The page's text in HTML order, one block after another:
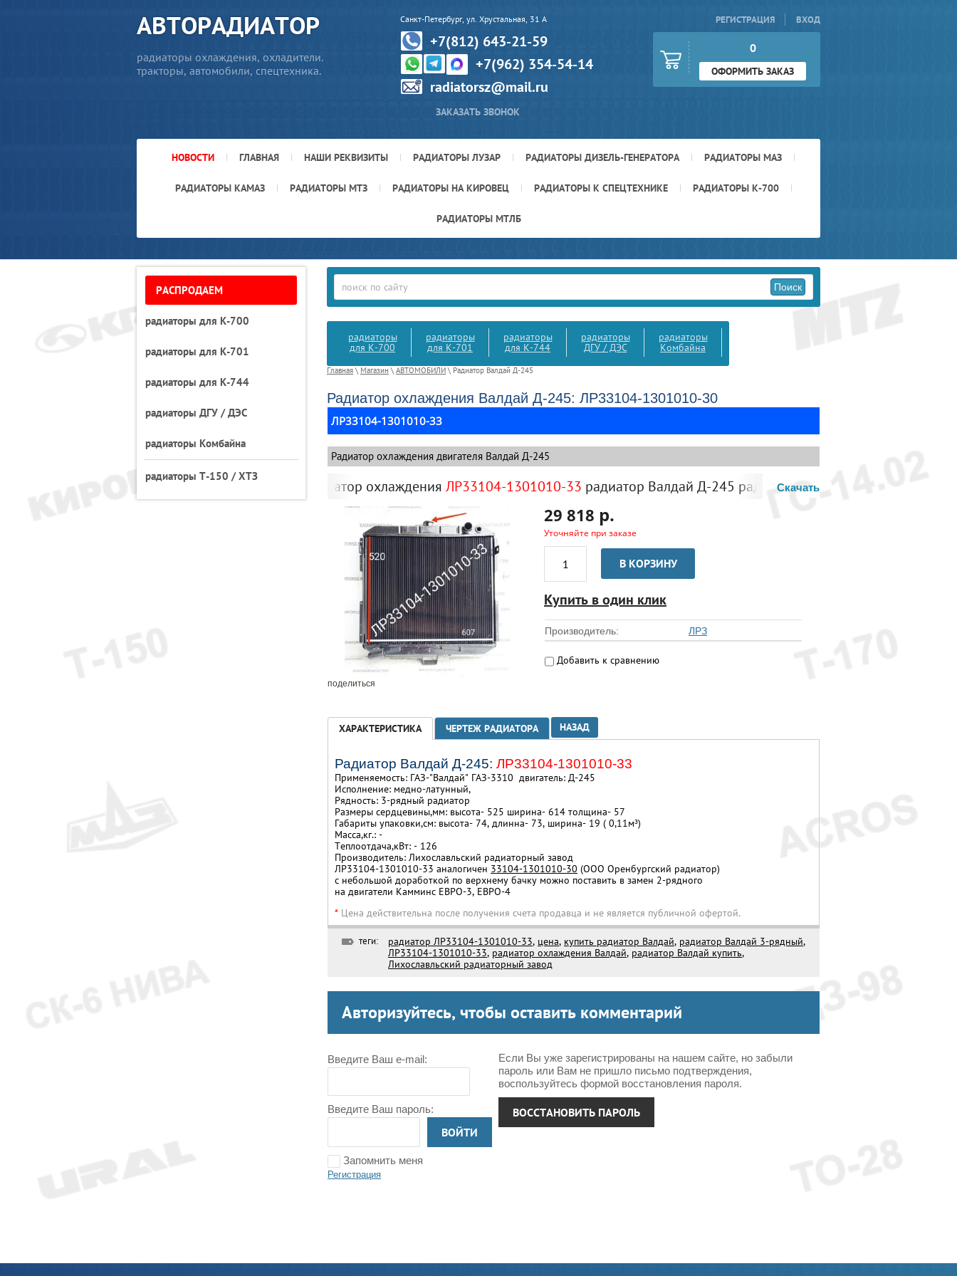
АВТОРАДИАТОР
радиаторы охлаждения, охладители.
тракторы, автомобили, спецтехника.
Санкт-Петербург, ул. Хрустальная, 31 А
+7(812) 643-21-59
+7(962) 354-54-14
radiatorsz@mail.ru
ЗАКАЗАТЬ ЗВОНОК
РЕГИСТРАЦИЯ ВХОД
0
ОФОРМИТЬ ЗАКАЗ
НОВОСТИ ГЛАВНАЯ НАШИ РЕКВИЗИТЫ РАДИАТОРЫ ЛУЗАР РАДИАТОРЫ ДИЗЕЛЬ-ГЕНЕРАТОРА РАДИАТОРЫ МАЗ
РАДИАТОРЫ КАМАЗ РАДИАТОРЫ МТЗ РАДИАТОРЫ НА КИРОВЕЦ РАДИАТОРЫ К СПЕЦТЕХНИКЕ РАДИАТОРЫ К-700
РАДИАТОРЫ МТЛБ
РАСПРОДАЕМ
радиаторы для К-700
радиаторы для К-701
радиаторы для К-744
радиаторы ДГУ / ДЭС
радиаторы Комбайна
радиаторы Т-150 / ХТЗ
радиаторы
для К-700
радиаторы
для К-701
радиаторы
для К-744
радиаторы
ДГУ / ДЭС
радиаторы
Комбайна
Главная\ Магазин \ АВТОМОБИЛИ\ Радиатор Валдай Д-245
Радиатор охлаждения Валдай Д-245: ЛР33104-1301010-30
ЛР33104-1301010-33
Радиатор охлаждения двигателя Валдай Д-245
радиатор Валдай Д-245 радиатор охлажденияЛР33104-1301010-33радиатор Валдай Д-245 радиатор охлаждения
Скачать
поделиться
29 818 р.
Уточняйте при заказе
В КОРЗИНУ
Купить в один клик
Производитель: ЛРЗ
Добавить к сравнению
ХАРАКТЕРИСТИКА ЧЕРТЕЖ РАДИАТОРА НАЗАД
Радиатор Валдай Д-245: ЛР33104-1301010-33
Применяемость: ГАЗ-"Валдай" ГАЗ-3310 двигатель: Д-245
Исполнение: медно-латунный,
Рядность: 3-рядный радиатор
Размеры сердцевины,мм: высота- 525 ширина- 614 толщина- 57
Габариты упаковки,см: высота- 74, длинна- 73, ширина- 19 ( 0,11м³)
Масса,кг.: -
Теплоотдача,кВт: - 126
Производитель: Лихославльский радиаторный завод
ЛР33104-1301010-33 аналогичен 33104-1301010-30 (ООО Оренбургский радиатор)
с небольшой доработкой по верхнему бачку можно поставить в замен 2-рядного
на двигатели Камминс ЕВРО-3, ЕВРО-4
* Цена действительна после получения счета продавца и не является публичной офертой.
теги: радиатор ЛР33104-1301010-33, цена, купить радиатор Валдай, радиатор Валдай 3-рядный,
ЛР33104-1301010-33, радиатор охлаждения Валдай, радиатор Валдай купить,
Лихославльский радиаторный завод
Авторизуйтесь, чтобы оставить комментарий
Введите Ваш e-mail:
Введите Ваш пароль:
ВОЙТИ
Запомнить меня
Регистрация
Если Вы уже зарегистрированы на нашем сайте, но забыли
пароль или Вам не пришло письмо подтверждения,
воспользуйтесь формой восстановления пароля.
ВОССТАНОВИТЬ ПАРОЛЬ